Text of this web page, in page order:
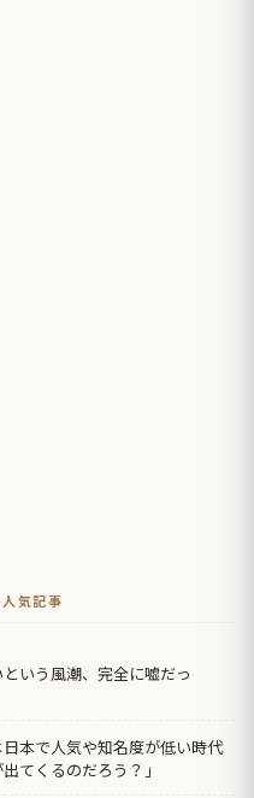
気記事
いう風潮、完全に嘘だっ
本で人気や知名度が低い時代
てくるのだろう？」